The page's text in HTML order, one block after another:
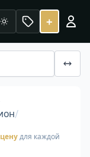
находить
Светлая +
/
для каждой